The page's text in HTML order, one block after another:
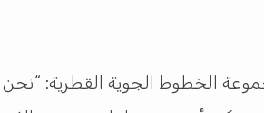
الخطوط الجوية القطرية: